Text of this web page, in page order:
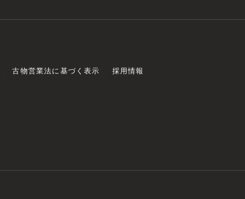
古物営業法に基づく表示 採用情報